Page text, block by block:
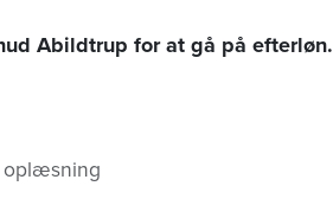
Abildtrup for at gå på efterløn.
oplæsning